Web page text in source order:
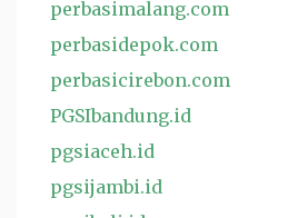
perbasimalang.com
perbasidepok.com
perbasicirebon.com
PGSIbandung.id
pgsiaceh.id
pgsijambi.id